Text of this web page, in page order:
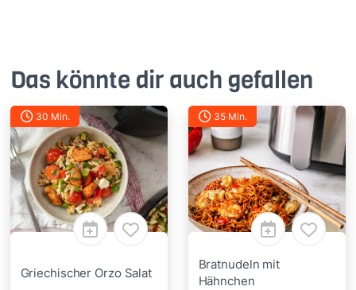
Das könnte dir auch gefallen
30 Min.
Griechischer Orzo Salat
35 Min.
Bratnudeln mit
Hähnchen